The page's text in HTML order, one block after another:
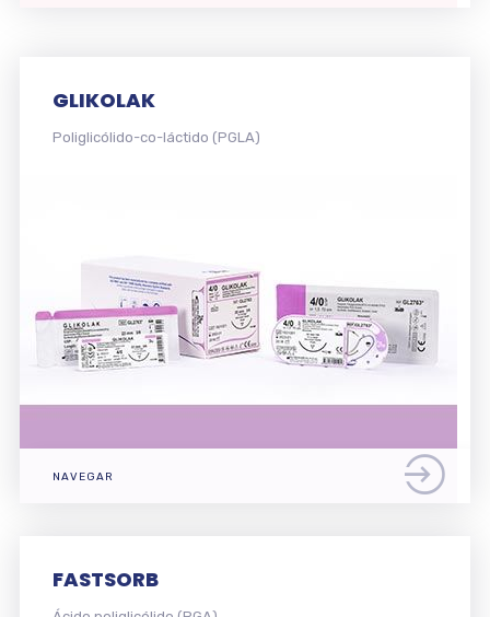
GLIKOLAK
Poliglicólido-co-láctido (PGLA)
NAVEGAR
FASTSORB